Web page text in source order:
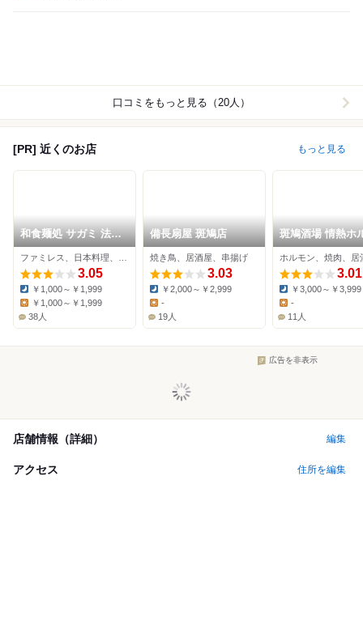
口コミをもっと見る（20人）
[PR] 近くのお店 もっと見る
和食麺処 サガミ 法隆
寺店
3.05
Dinner:
￥1,000～￥1,999
Lunch:
￥1,000～￥1,999
38人
備長扇屋 斑鳩店
焼き鳥、居酒屋、串揚げ
3.03
Dinner:
￥2,000～￥2,999
Lunch:
-
19人
斑鳩酒場 情熱ホ
ン
ホルモン、焼肉、居
3.01
Dinner:
￥3,000～￥3,999
Lunch:
-
11人
広告を非表示
店舗情報（詳細） 編集
アクセス 住所を編集